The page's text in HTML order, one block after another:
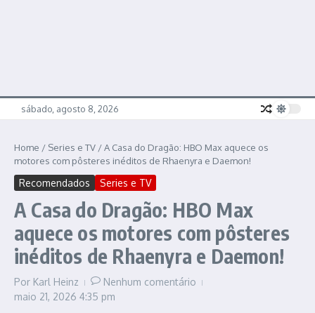
sábado, agosto 8, 2026
Home / Series e TV /A Casa do Dragão: HBO Max aquece os
motores com pôsteres inéditos de Rhaenyra e Daemon!
Recomendados Series e TV
A Casa do Dragão: HBO Max
aquece os motores com pôsteres
inéditos de Rhaenyra e Daemon!
Por Karl Heinz
Nenhum comentário
maio 21, 2026 4:35 pm